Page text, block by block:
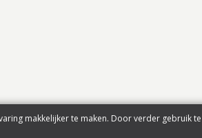
makkelijker te maken. Door verder gebruik